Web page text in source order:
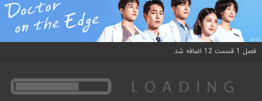
فصل 1 قسمت 12 اضافه شد